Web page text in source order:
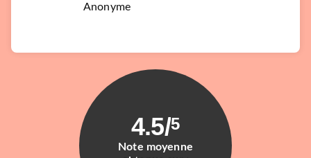
Anonyme
4.5/5
Note moyenne